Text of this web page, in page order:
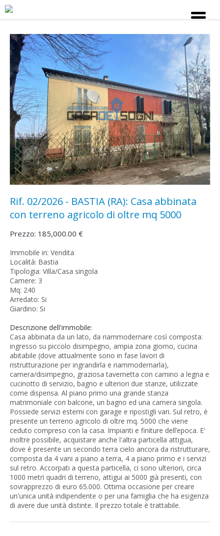
Rif. 02/2026 - BASTIA (RA): Casa abbinata
con terreno agricolo di oltre mq 5000
Prezzo: 185,000.00 €
Immobile in: Vendita
Località: Bastia
Tipologia: Villa/Casa singola
Camere: 3
Mq: 240
Arredato: Si
Giardino: Si
Descrizione dell'immobile:
Casa abbinata da un lato, da riammodernare così composta:
ingresso su piccolo disimpegno, ampia zona giorno, cucina
abitabile (dove attualmente sono in fase lavori di
ristrutturazione per ingrandirla e riammodernarla),
camera/disimpegno, graziosa tavernetta con camino a legna e
cucinotto di servizio, bagno e ulteriori due stanze, utilizzate
come dispensa. Al piano primo una grande stanza
matrimoniale con balcone, un bagno ed una camera singola.
Possiede servizi esterni con garage e ripostigli vari. Sul retro, è
presente un terreno agricolo di oltre mq. 5000 che viene
ceduto compreso con la casa. Impianti e finiture dell’epoca. E'
inoltre possibile, acquistare anche l'altra particella attigua,
dove è presente un secondo terra cielo ancora da ristrutturare,
composta da 4 vani a piano a terra, 4 a piano primo e i servizi
sul retro. Accorpati a questa particella, ci sono ulteriori, circa
1000 metri quadri di terreno, attigui ai 5000 già presenti, con
sovrapprezzo di euro 65.000. Ottima occasione per creare
un'unica unità indipendente o per una famiglia che ha esigenza
di avere due unità distinte. Il prezzo totale è trattabile.